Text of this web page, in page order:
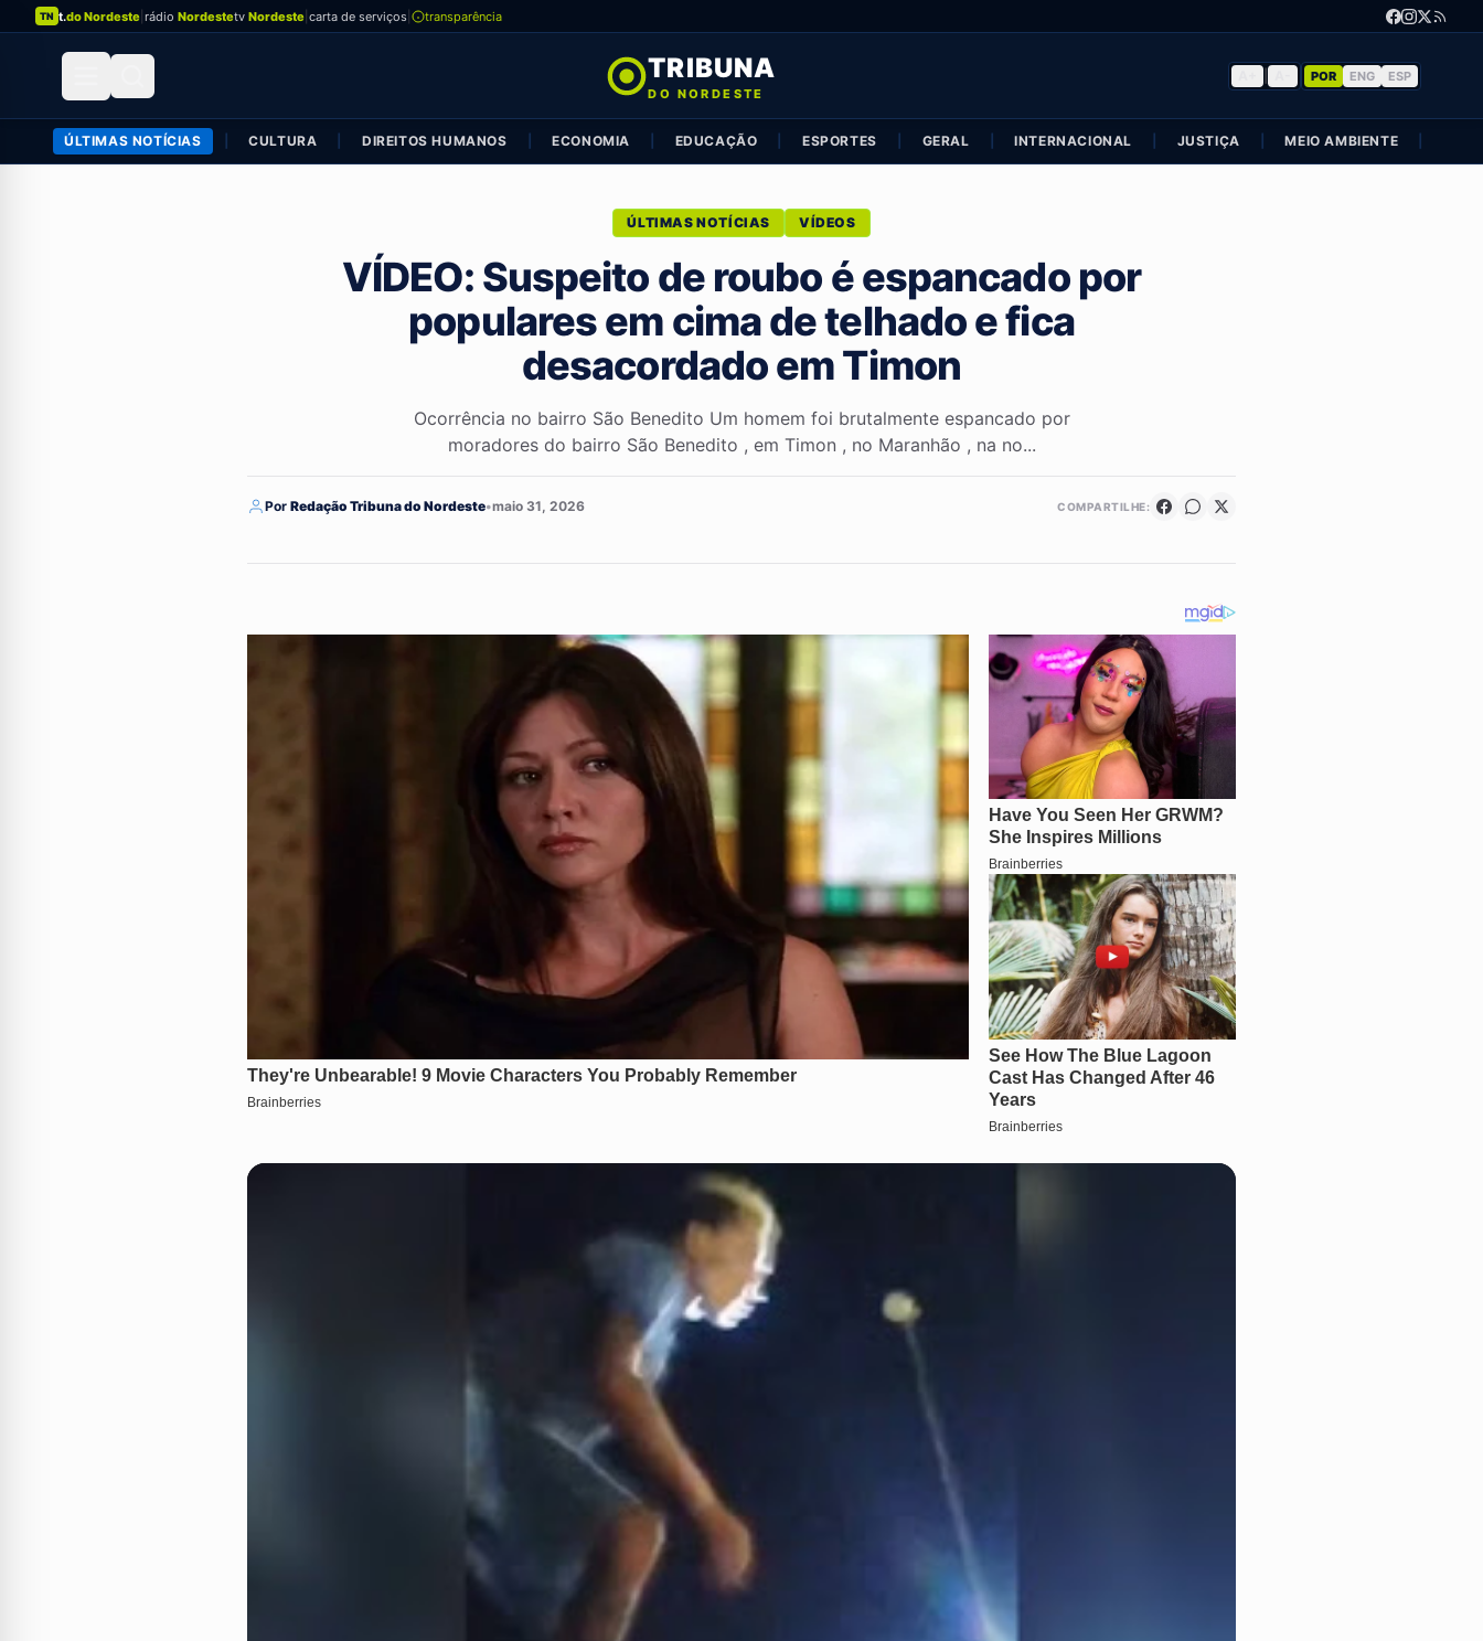
TN t.do Nordeste rádio Nordestetv Nordeste carta de serviços transparência
TRIBUNA
DO NORDESTE
POR ENG ESP
ÚLTIMAS NOTÍCIAS CULTURA DIREITOS HUMANOS ECONOMIA EDUCAÇÃO ESPORTES GERAL INTERNACIONAL JUSTIÇA MEIO AMBIENTE
ÚLTIMAS NOTÍCIAS VÍDEOS
VÍDEO: Suspeito de roubo é espancado por
populares em cima de telhado e fica
desacordado em Timon
Ocorrência no bairro São Benedito Um homem foi brutalmente espancado por
moradores do bairro São Benedito , em Timon , no Maranhão , na no...
Por Redação Tribuna do Nordeste•maio 31, 2026 COMPARTILHE: